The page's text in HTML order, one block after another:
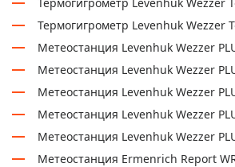
Термогигрометр Levenhuk Wezzer
Метеостанция Levenhuk Wezzer
Метеостанция Levenhuk Wezzer
Метеостанция Levenhuk Wezzer
Метеостанция Levenhuk Wezzer
Метеостанция Levenhuk Wezzer
Метеостанция Ermenrich Report